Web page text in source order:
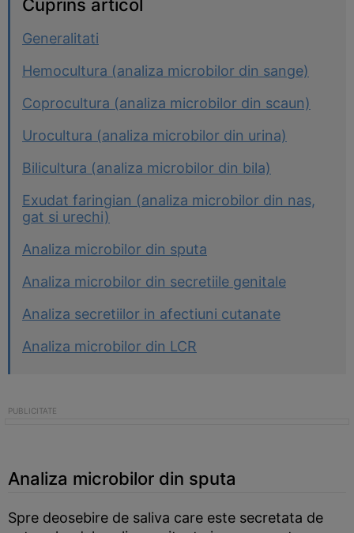
Cuprins articol
Generalitati
Hemocultura (analiza microbilor din sange)
Coprocultura (analiza microbilor din scaun)
Urocultura (analiza microbilor din urina)
Bilicultura (analiza microbilor din bila)
Exudat faringian (analiza microbilor din nas,
gat si urechi)
Analiza microbilor din sputa
Analiza microbilor din secretiile genitale
Analiza secretiilor in afectiuni cutanate
Analiza microbilor din LCR
Analiza microbilor din sputa
Spre deosebire de saliva care este secretata de